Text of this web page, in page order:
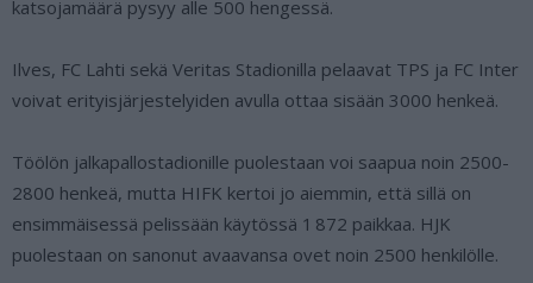
katsojamäärä pysyy alle 500 hengessä.
Ilves, FC Lahti sekä Veritas Stadionilla pelaavat TPS ja FC Inter
voivat erityisjärjestelyiden avulla ottaa sisään 3000 henkeä.
Töölön jalkapallostadionille puolestaan voi saapua noin 2500-
2800 henkeä, mutta HIFK kertoi jo aiemmin, että sillä on
ensimmäisessä pelissään käytössä 1 872 paikkaa. HJK
puolestaan on sanonut avaavansa ovet noin 2500 henkilölle.